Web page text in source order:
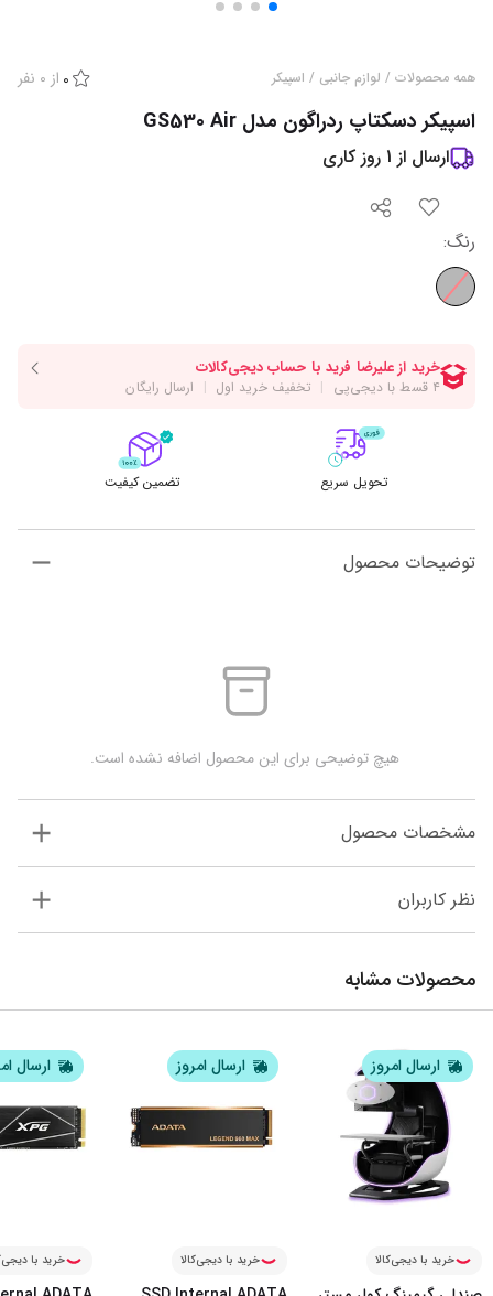
همه محصولات / لوازم جانبی / اسپیکر 0 از 0 نفر
اسپیکر دسکتاپ ردراگون مدل GS530 Air
ارسال از 1 روز کاری
رنگ:
تحویل سریع تضمین کیفیت
توضیحات محصول
هیچ توضیحی برای این محصول اضافه نشده است.
مشخصات محصول
نظر کاربران
محصولات مشابه
ارسال امروز
خرید با دیجی‌کالا
ارسال امروز
خرید با دیجی‌کالا
ارسال
خرید با